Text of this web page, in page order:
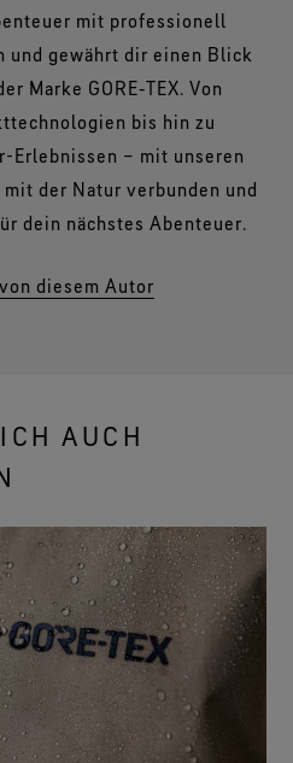
mit professionell
gewährt dir einen Blick
Marke GORE‑TEX. Von
bis hin zu
Erlebnissen – mit unseren
der Natur verbunden und
dein nächstes Abenteuer.
diesem Autor
AUCH